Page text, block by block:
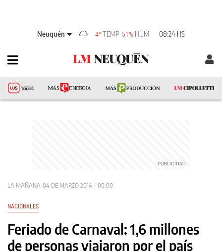
Neuquén 4° TEMP 51% HUM 08:24 HS
LA MAÑANA 04 DE MARZO 2014 - 00:00
NACIONALES
Feriado de Carnaval: 1,6 millones
de personas viajaron por el país